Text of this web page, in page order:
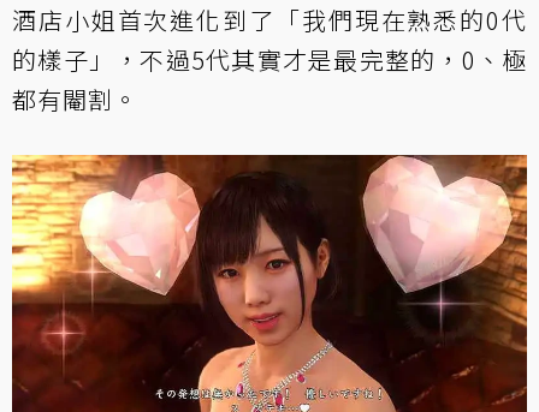
酒店小姐首次進化到了「我們現在熟悉的0代
的樣子」，不過5代其實才是最完整的，0、極
都有閹割。